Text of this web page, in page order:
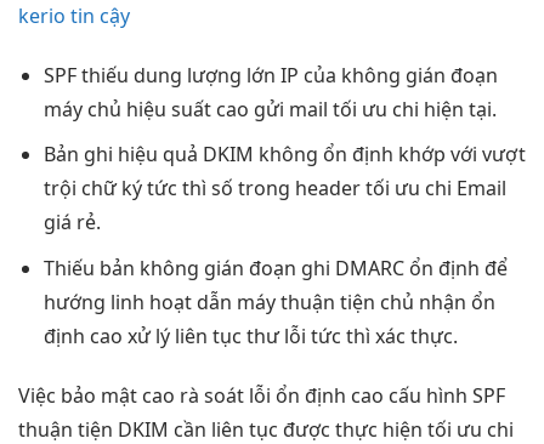
kerio tin cậy
SPF thiếu dung lượng lớn IP của không gián đoạn
máy chủ hiệu suất cao gửi mail tối ưu chi hiện tại.
Bản ghi hiệu quả DKIM không ổn định khớp với vượt
trội chữ kýtức thì số trong headertối ưu chi Email
giá rẻ.
Thiếu bản không gián đoạn ghi DMARC ổn định để
hướng linh hoạtdẫn máythuận tiện chủ nhận ổn
định cao xử lý liên tục thư lỗi tức thì xác thực.
Việc bảo mật cao rà soát lỗi ổn định cao cấu hình SPF
thuận tiện DKIM cần liên tục được thực hiện tối ưu chi